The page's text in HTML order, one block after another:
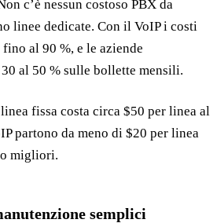
c’è nessun costoso PBX da
linee dedicate. Con il VoIP i costi
al 90 %, e le aziende
al 50 % sulle bollette mensili.
fissa costa circa $50 per linea al
partono da meno di $20 per linea
migliori.
semplici